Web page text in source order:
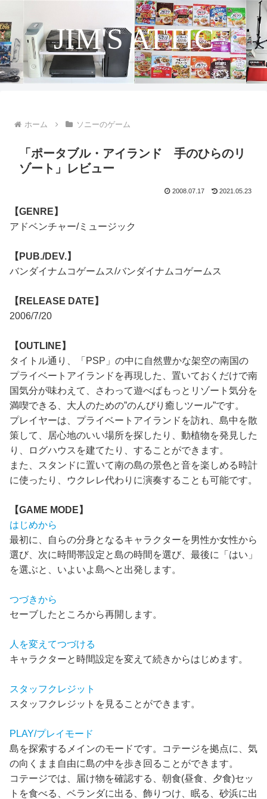
JIM'S ATTIC
ホーム ソニーのゲーム
「ポータブル・アイランド 手のひらのリ
ゾート」レビュー
2008.07.17 2021.05.23
【GENRE】
アドベンチャー/ミュージック
【PUB./DEV.】
バンダイナムコゲームス/バンダイナムコゲームス
【RELEASE DATE】
2006/7/20
【OUTLINE】
タイトル通り、「PSP」の中に自然豊かな架空の南国の
プライベートアイランドを再現した、置いておくだけで南
国気分が味わえて、さわって遊べばもっとリゾート気分を
満喫できる、大人のための”のんびり癒しツール”です。
プレイヤーは、プライベートアイランドを訪れ、島中を散
策して、居心地のいい場所を探したり、動植物を発見した
り、ログハウスを建てたり、することができます。
また、スタンドに置いて南の島の景色と音を楽しめる時計
に使ったり、ウクレレ代わりに演奏することも可能です。
【GAME MODE】
はじめから
最初に、自らの分身となるキャラクターを男性か女性から
選び、次に時間帯設定と島の時間を選び、最後に「はい」
を選ぶと、いよいよ島へと出発します。
つづきから
セーブしたところから再開します。
人を変えてつづける
キャラクターと時間設定を変えて続きからはじめます。
スタッフクレジット
スタッフクレジットを見ることができます。
PLAY/プレイモード
島を探索するメインのモードです。コテージを拠点に、気
の向くまま自由に島の中を歩き回ることができます。
コテージでは、届け物を確認する、朝食(昼食、夕食)セッ
トを食べる、ベランダに出る、飾りつけ、眠る、砂浜に出